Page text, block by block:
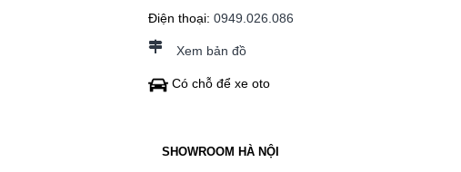
Điện thoại: 0949.026.086
Xem bản đồ
Có chỗ để xe oto
SHOWROOM HÀ NỘI